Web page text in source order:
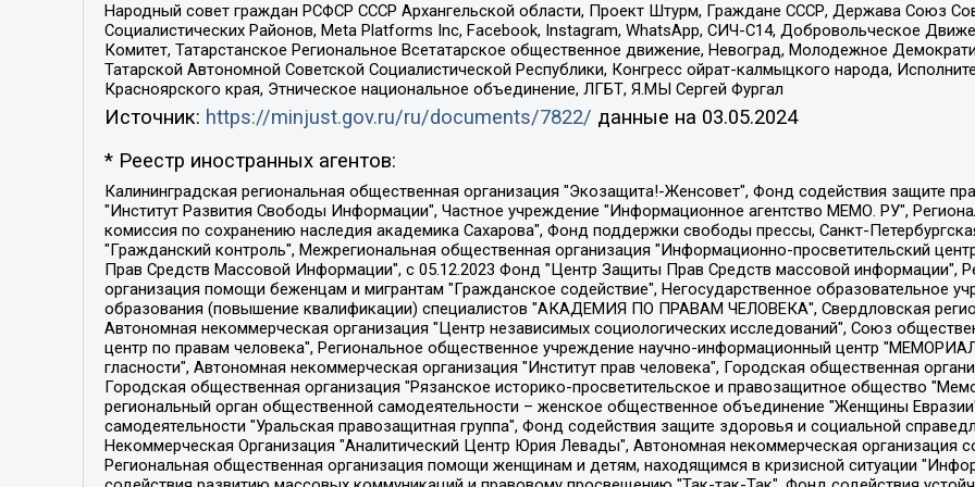
Народный совет граждан РСФСР СССР Архангельской области, Проект Штурм, Граждане СССР, Держава Союз
Социалистических Районов, Meta Platforms Inc, Facebook, Instagram, WhatsApp, СИЧ-С14, Добровольческое
Комитет, Татарстанское Региональное Всетатарское общественное движение, Невоград, Молодежное
Татарской Автономной Советской Социалистической Республики, Конгресс ойрат-калмыцкого народа,
Красноярского края, Этническое национальное объединение, ЛГБТ, Я.МЫ Сергей Фургал
Источник: https://minjust.gov.ru/ru/documents/7822/ данные на 03.05.2024
* Реестр иностранных агентов:
Калининградская региональная общественная организация "Экозащита!-Женсовет", Фонд содействия защите прав и свобод граждан "Общественный вердикт", Фонд "Институт Развития Свободы Информации", Частное учреждение "Информационное агентство МЕМО. РУ", Региональная общественная организация "Общественная комиссия по сохранению наследия академика Сахарова", Фонд поддержки свободы прессы, Санкт-Петербургская общественная правозащитная организация "Гражданский контроль", Межрегиональная общественная организация "Информационно-просветительский центр "Мемориал", Региональный Фонд "Центр Защиты Прав Средств Массовой Информации", с 05.12.2023 Фонд "Центр Защиты Прав Средств массовой информации", Региональная общественная благотворительная организация помощи беженцам и мигрантам "Гражданское содействие", Негосударственное образовательное учреждение дополнительного профессионального образования (повышение квалификации) специалистов "АКАДЕМИЯ ПО ПРАВАМ ЧЕЛОВЕКА", Свердловская региональная общественная организация "Сутяжник", Автономная некоммерческая организация "Центр независимых социологических исследований", Союз общественных объединений "Российский исследовательский центр по правам человека", Региональное общественное учреждение научно-информационный центр "МЕМОРИАЛ", Некоммерческая организация "Фонд защиты гласности", Автономная некоммерческая организация "Институт прав человека", Городская общественная организация "Екатеринбургское общество "МЕМОРИАЛ", Городская общественная организация "Рязанское историко-просветительское и правозащитное общество "Мемориал" (Рязанский Мемориал), Челябинский региональный орган общественной самодеятельности – женское общественное объединение "Женщины Евразии", Челябинский региональный орган общественной самодеятельности "Уральская правозащитная группа", Фонд содействия защите здоровья и социальной справедливости имени Андрея Рылькова, Автономная Некоммерческая Организация "Аналитический Центр Юрия Левады", Автономная некоммерческая организация социальной поддержки населения "Проект Апрель", Региональная общественная организация помощи женщинам и детям, находящимся в кризисной ситуации "Информационно-методический центр "Анна", Фонд содействия развитию массовых коммуникаций и правовому просвещению "Так-так-Так", Фонд содействия устойчивому развитию "Серебряная тайга", Свердловский региональный общественный фонд социальных проектов "Новое время", "Idel.Реалии", Кавказ.Реалии, Крым.Реалии, Телеканал Настоящее Время, Татаро-башкирская служба Радио Свобода (Azatliq Radiosi), Радио Свободная Европа/Радио Свобода (PCE/PC), "Сибирь.Реалии", "Фактограф", Благотворительный фонд помощи осужденным и их семьям, Автономная некоммерческая организация "Институт глобализации и социальных движений", Фонд "В защиту прав заключенных", Частное учреждение "Центр поддержки и содействия развитию средств массовой информации", Пензенский региональный общественный благотворительный фонд "Гражданский союз", "Север.Реалии", Некоммерческая организация Фонд "Правовая инициатива", Общество с ограниченной ответственностью "Радио Свободная Европа/Радио Свобода", Чешское информационное агентство "MEDIUM-ORIENT", Красноярская региональная общественная организация "Мы против СПИДа", Камалягин Денис Николаевич, Маркелов Сергей Евгеньевич, Пономарев Лев Александрович, Савицкая Людмила Алексеевна, Автономная некоммерческая организация "Центр по работе с проблемой насилия "НАСИЛИЮ.НЕТ", Межрегиональный профессиональный союз работников здравоохранения "Альянс врачей", Юридическое лицо, зарегистрированное в Латвийской Республике, SIA "Medusa Project" (регистрационный номер 40103797863, дата регистрации 10.06.2014), Некоммерческая организация "Фонд по борьбе с коррупцией", Автономная некоммерческая организация "Институт права и публичной политики", Баданин Роман Сергеевич, Гликин Максим Александрович, Железнова Мария Михайловна, Лукьянова Юлия Сергеевна, Маетная Елизавета Витальевна, Маняхин Петр Борисович, Чуракова Ольга Владимировна, Ярош Юлия Петровна, Юридическое лицо "The Insider SIA", зарегистрированное в Риге, Латвийская Республика (дата регистрации 26.06.2015), являющееся администратором доменного имени интернет-издания "The Insider SIA", https://theins.ru, Постернак Алексей Евгеньевич, Рубин Михаил Аркадьевич, Анин Роман Александрович, Юридическое лицо Istories fonds, зарегистрированное в Латвийской Республике (регистрационный номер 50008295751, дата регистрации 24.02.2020), Великовский Дмитрий Александрович, Долинина Ирина Николаевна, Мароховская Алеся Алексеевна, Шлейнов Роман Юрьевич, Шмагун Олеся Валентиновна, Общество с ограниченной ответственностью "Альтаир 2021", Общество с ограниченной ответственностью "Вега 2021", Общество с ограниченной ответственностью "Главный редактор 2021", Общество с ограниченной ответственностью "Ромашки монолит", Важенков Артем Валерьевич, Ивановская областная общественная организация "Центр гендерных исследований", Гурман Юрий Альбертович, Медиапроект "ОВД-Инфо", Егоров Владимир Владимирович, Жилинский Владимир Александрович, Общество с ограниченной ответственностью "ЗП", Иванова София Юрьевна, Карезина Инна Павловна, Кильтау Екатерина Викторовна, Петров Алексей Викторович, Пискунов Сергей Евгеньевич, Смирнов Сергей Сергеевич, Тихонов Михаил Сергеевич, Общество с ограниченной ответственностью "ЖУРНАЛИСТ-ИНОСТРАННЫЙ АГЕНТ", Арапова Галина Юрьевна, Вольтская Татьяна Анатольевна, Американская компания "Mason G.E.S. Anonymous Foundation" (США), являющаяся владельцем интернет-издания https://mnews.world/, Компания "Stichting Bellingcat", зарегистрированная в Нидерландах (дата регистрации 11.07.2018), Захаров Андрей Вячеславович, Клепиковская Екатерина Дмитриевна, Общество с ограниченной ответственностью "МЕМО", Перл Роман Александрович, Симонов Евгений Алексеевич, Соловьева Елена Анатольевна, Сотников Даниил Владимирович, Сурначева Елизавета Дмитриевна, Автономная некоммерческая организация по защите прав человека и информированию населения "Якутия – Наше Мнение", Общество с ограниченной ответственностью "Москоу диджитал медиа", с 26.01.2023 Общество с ограниченной ответственностью "Чайка Белые сады", Ветошкина Валерия Валерьевна, Заговора Максим Александрович, Межрегиональное общественное движение "Российская ЛГБТ - сеть", Оленичев Максим Владимирович, Павлов Иван Юрьевич, Скворцова Елена Сергеевна, Общество с ограниченной ответственностью "Как бы инагент", Кочетков Игорь Викторович, Общество с ограниченной ответственностью "Честные выборы", Еланчик Олег Александрович, Общество с ограниченной ответственностью "Нобелевский призыв", Гималова Регина Эмилевна, Григорьев Андрей Валерьевич, Григорьева Алина Александровна, Ассоциация по содействию защите прав призывников, альтернативнослужащих и военнослужащих "Правозащитная группа